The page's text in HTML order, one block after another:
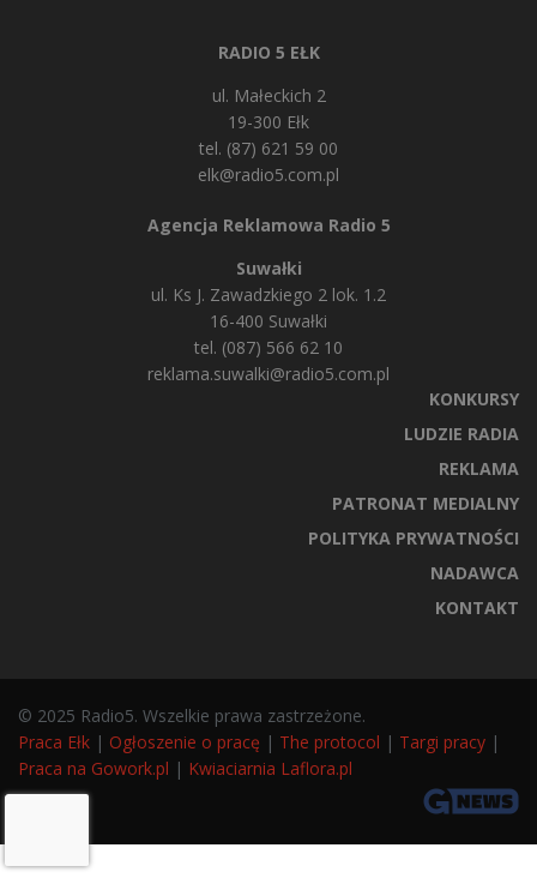
RADIO 5 EŁK
ul. Małeckich 2
19-300 Ełk
tel. (87) 621 59 00
elk@radio5.com.pl
Agencja Reklamowa Radio 5
Suwałki
ul. Ks J. Zawadzkiego 2 lok. 1.2
16-400 Suwałki
tel. (087) 566 62 10
reklama.suwalki@radio5.com.pl
KONKURSY
LUDZIE RADIA
REKLAMA
PATRONAT MEDIALNY
POLITYKA PRYWATNOŚCI
NADAWCA
KONTAKT
© 2025 Radio5. Wszelkie prawa zastrzeżone.
Praca Ełk | Ogłoszenie o pracę | The protocol | Targi pracy |
Praca na Gowork.pl | Kwiaciarnia Laflora.pl